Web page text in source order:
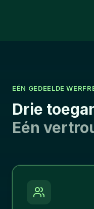
EÉN GEDEELDE
Drie
Eén